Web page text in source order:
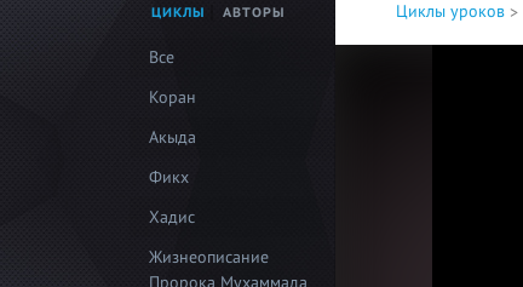
ЦИКЛЫ АВТОРЫ
Все
Коран
Акыда
Фикх
Хадис
Жизнеописание
Пророка Мухаммада
Циклы уроков